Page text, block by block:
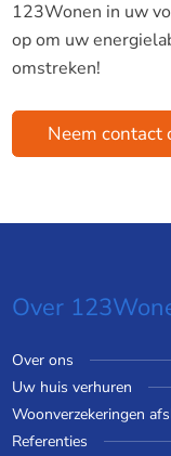
123Wonen in uw
op om uw
omstreken!
Neem contact
Over
Over ons
Uw huis verhuren
Woonverzekeringen
Referenties